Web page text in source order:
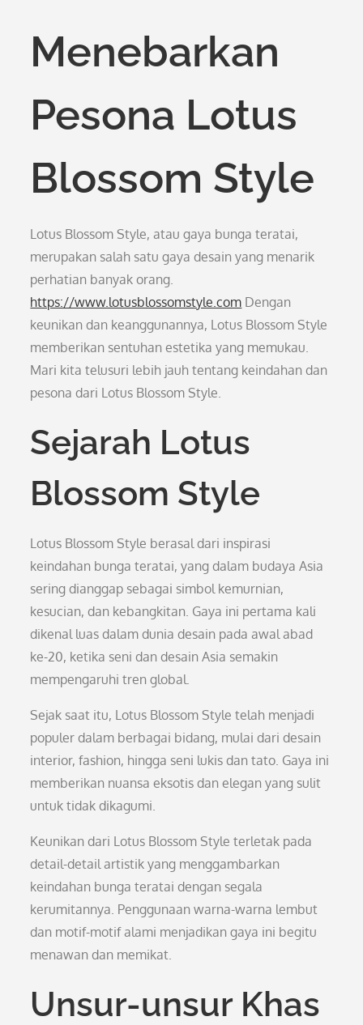
Menebarkan
Pesona Lotus
Blossom Style
Lotus Blossom Style, atau gaya bunga teratai,
merupakan salah satu gaya desain yang menarik
perhatian banyak orang.
https://www.lotusblossomstyle.com Dengan
keunikan dan keanggunannya, Lotus Blossom Style
memberikan sentuhan estetika yang memukau.
Mari kita telusuri lebih jauh tentang keindahan dan
pesona dari Lotus Blossom Style.
Sejarah Lotus
Blossom Style
Lotus Blossom Style berasal dari inspirasi
keindahan bunga teratai, yang dalam budaya Asia
sering dianggap sebagai simbol kemurnian,
kesucian, dan kebangkitan. Gaya ini pertama kali
dikenal luas dalam dunia desain pada awal abad
ke-20, ketika seni dan desain Asia semakin
mempengaruhi tren global.
Sejak saat itu, Lotus Blossom Style telah menjadi
populer dalam berbagai bidang, mulai dari desain
interior, fashion, hingga seni lukis dan tato. Gaya ini
memberikan nuansa eksotis dan elegan yang sulit
untuk tidak dikagumi.
Keunikan dari Lotus Blossom Style terletak pada
detail-detail artistik yang menggambarkan
keindahan bunga teratai dengan segala
kerumitannya. Penggunaan warna-warna lembut
dan motif-motif alami menjadikan gaya ini begitu
menawan dan memikat.
Unsur-unsur Khas